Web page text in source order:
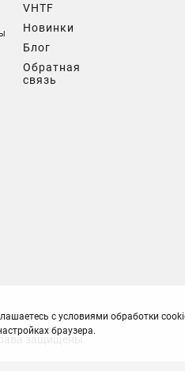
VHTF
Новинки
Блог
Обратная
связь
защищены.
с условиями обработки
браузера.